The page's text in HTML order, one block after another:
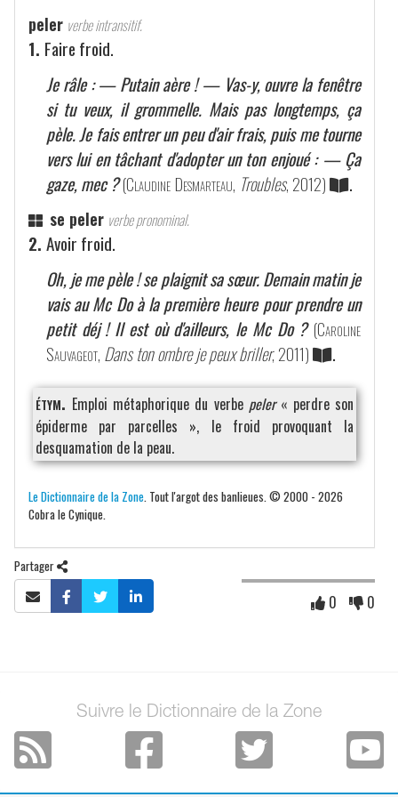
peler verbe intransitif.
1. Faire froid.
Je râle : — Putain aère ! — Vas-y, ouvre la fenêtre
si tu veux, il grommelle. Mais pas longtemps, ça
pèle. Je fais entrer un peu d'air frais, puis me tourne
vers lui en tâchant d'adopter un ton enjoué : — Ça
gaze, mec ? (Claudine Desmarteau, Troubles, 2012) .
se peler verbe pronominal.
2. Avoir froid.
Oh, je me pèle ! se plaignit sa sœur. Demain matin je
vais au Mc Do à la première heure pour prendre un
petit déj ! Il est où d'ailleurs, le Mc Do ? (Caroline
Sauvageot, Dans ton ombre je peux briller, 2011)
.
étym. Emploi métaphorique du verbe peler« perdre son
épiderme par parcelles », le froid provoquant la
desquamation de la peau.
Le Dictionnaire de la Zone . Tout l'argot des banlieues. © 2000 - 2026
Cobra le Cynique.
Partager
0 0
Suivre le Dictionnaire de la Zone